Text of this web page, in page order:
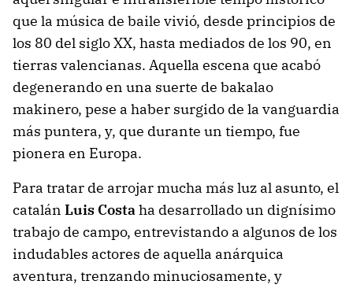
que la música de baile vivió, desde principios de
los 80 del siglo XX, hasta mediados de los 90, en
tierras valencianas. Aquella escena que acabó
degenerando en una suerte de bakalao
makinero, pese a haber surgido de la vanguardia
más puntera, y, que durante un tiempo, fue
pionera en Europa.
Para tratar de arrojar mucha más luz al asunto, el
catalán Luis Costaha desarrollado un dignísimo
trabajo de campo, entrevistando a algunos de los
indudables actores de aquella anárquica
aventura, trenzando minuciosamente, y